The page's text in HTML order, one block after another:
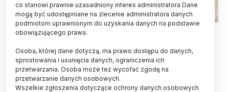
Fot. Adobe Stock
Jak potwierdziło nowe badanie ankietowe,
aktywność fizyczna może zapobiegać chorobom
przewlekłym - informuje pismo "Preventing
Chronic Disease".
co stanowi prawnie uzasadniony interes administratora Dane
mogą być udostępniane na zlecenie administratora danych
podmiotom uprawnionym do uzyskania danych na podstawie
obowiązującego prawa.
Osoba, której dane dotyczą, ma prawo dostępu do danych,
sprostowania i usunięcia danych, ograniczenia ich
przetwarzania. Osoba może też wycofać zgodę na
przetwarzanie danych osobowych.
Wszelkie zgłoszenia dotyczące ochrony danych osobowych